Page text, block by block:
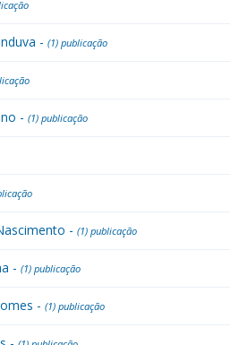
- (1) publicação
- (1) publicação
- (1) publicação
- (1) publicação
- (1) publicação